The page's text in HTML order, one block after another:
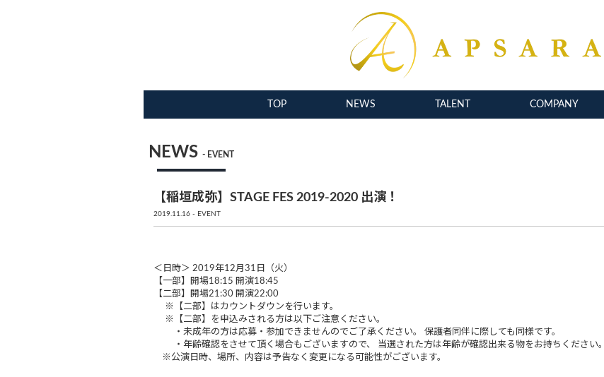
TOP NEWS TALENT COMPANY
NEWS - EVENT
【稲垣成弥】STAGE FES 2019-2020 出演！
2019.11.16 EVENT
＜日時＞ 2019年12月31日（火）
【一部】開場18:15 開演18:45
【二部】開場21:30 開演22:00
※【二部】はカウントダウンを行います。
※【二部】を申込みされる方は以下ご注意ください。
・未成年の方は応募・参加できませんのでご了承ください。 保護者同伴に際しても同様です。
・年齢確認をさせて頂く場合もございますので、 当選された方は年齢が確認出来る物をお持ちください。
※公演日時、場所、内容は予告なく変更になる可能性がございます。